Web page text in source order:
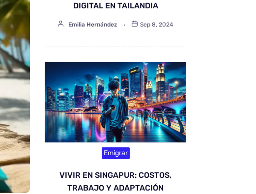
DIGITAL EN TAILANDIA
Emilia Hernández Sep 8, 2024
Emigrar
VIVIR EN SINGAPUR: COSTOS,
TRABAJO Y ADAPTACIÓN